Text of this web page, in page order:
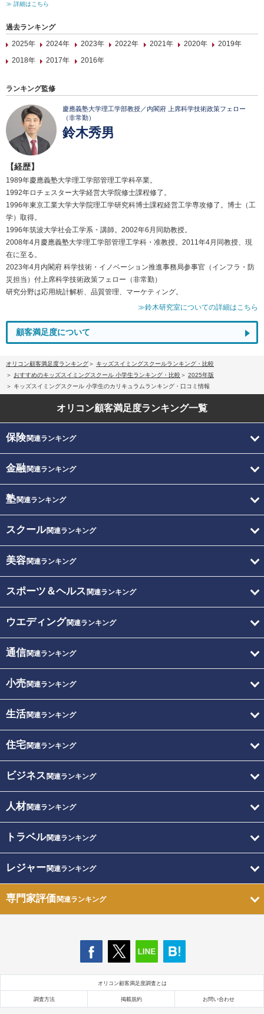
≫ 詳細はこちら
過去ランキング
2025年
2024年 2023年 2022年 2021年 2020年
2019年
2018年
2017年 2016年
ランキング監修
慶應義塾大学理工学部教授／内閣府 上席科学技術政策フェロー
（非常勤）
鈴木秀男
【経歴】
1989年慶應義塾大学理工学部管理工学科卒業。
1992年ロチェスター大学経営大学院修士課程修了。
1996年東京工業大学大学院理工学研究科博士課程経営工学専攻修了。博士（工
学）取得。
1996年筑波大学社会工学系・講師。2002年6月同助教授。
2008年4月慶應義塾大学理工学部管理工学科・准教授。2011年4月同教授、現
在に至る。
2023年4月内閣府 科学技術・イノベーション推進事務局参事官（インフラ・防
災担当）付上席科学技術政策フェロー（非常勤）
研究分野は応用統計解析、品質管理、マーケティング。
≫鈴木研究室についての詳細はこちら
顧客満足度について
オリコン顧客満足度ランキング
キッズスイミングスクールランキング・比較
おすすめのキッズスイミングスクール 小学生ランキング・比較
2025年版
キッズスイミングスクール 小学生のカリキュラムランキング・口コミ情報
オリコン顧客満足度ランキング一覧
保険関連ランキング
金融関連ランキング
塾関連ランキング
スクール関連ランキング
美容関連ランキング
スポーツ＆ヘルス 関連ランキング
ウエディング関連ランキング
通信関連ランキング
小売関連ランキング
生活関連ランキング
住宅関連ランキング
ビジネス 関連ランキング
人材関連ランキング
トラベル関連ランキング
レジャー関連ランキング
専門家評価関連ランキング
オリコン顧客満足度調査とは
調査方法 掲載規約 お問い合わせ